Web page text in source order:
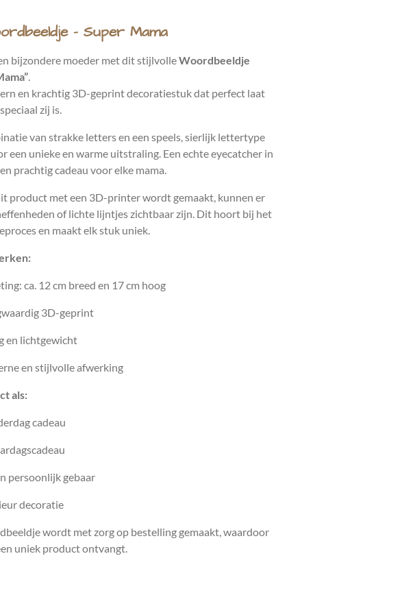
– Super Mama
bijzondere moeder met dit stijlvolleWoordbeeldje
en krachtig 3D-geprint decoratiestuk dat perfect laat
zij is.
van strakke letters en een speels, sierlijk lettertype
een unieke en warme uitstraling. Een echte eyecatcher in
prachtig cadeau voor elke mama.
product met een 3D-printer wordt gemaakt, kunnen er
of lichte lijntjes zichtbaar zijn. Dit hoort bij het
en maakt elk stuk uniek.
ca. 12 cm breed en 17 cm hoog
3D-geprint
en lichtgewicht
en stijlvolle afwerking
als:
cadeau
persoonlijk gebaar
decoratie
wordt met zorg op bestelling gemaakt, waardoor
uniek product ontvangt.